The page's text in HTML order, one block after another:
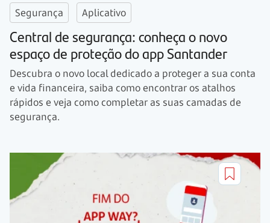
Segurança Aplicativo
Central de segurança: conheça o novo
espaço de proteção do app Santander
Descubra o novo local dedicado a proteger a sua conta
e vida financeira, saiba como encontrar os atalhos
rápidos e veja como completar as suas camadas de
segurança.